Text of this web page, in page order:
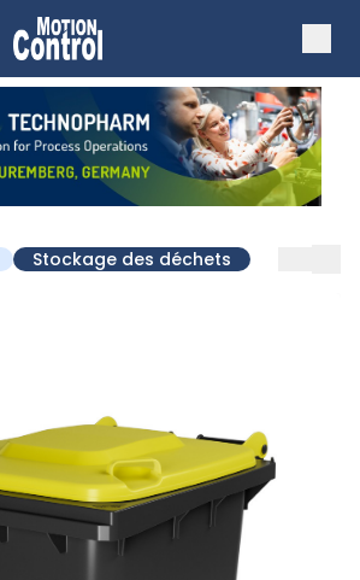
Stockage des déchets